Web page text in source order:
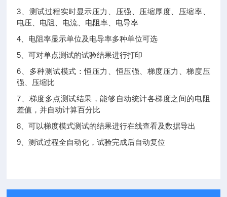
3、测试过程实时显示压力、压强、压缩厚度、压缩率、
电压、电阻、电流、电阻率、电导率
4、电阻率显示单位及电导率多种单位可选
5、可对单点测试的试验结果进行打印
6、多种测试模式：恒压力、恒压强、梯度压力、梯度压
强、压缩比
7、梯度多点测试结果，能够自动统计各梯度之间的电阻
差值，并自动计算百分比
8、可以梯度模式测试的结果进行在线查看及数据导出
9、测试过程全自动化，试验完成后自动复位